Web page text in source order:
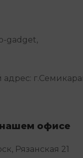
gadget,
офисе
Рязанская 21